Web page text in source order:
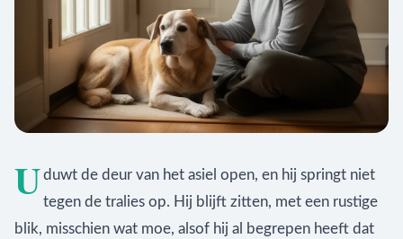
Uduwt de deur van het asiel open, en hij springt niet
tegen de tralies op. Hij blijft zitten, met een rustige
blik, misschien wat moe, alsof hij al begrepen heeft dat